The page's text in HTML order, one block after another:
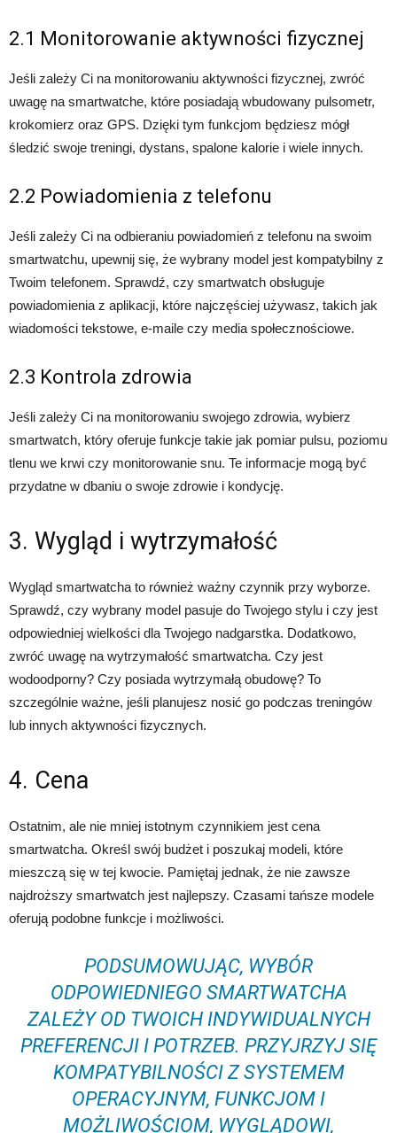
2.1 Monitorowanie aktywności fizycznej
Jeśli zależy Ci na monitorowaniu aktywności fizycznej, zwróć
uwagę na smartwatche, które posiadają wbudowany pulsometr,
krokomierz oraz GPS. Dzięki tym funkcjom będziesz mógł
śledzić swoje treningi, dystans, spalone kalorie i wiele innych.
2.2 Powiadomienia z telefonu
Jeśli zależy Ci na odbieraniu powiadomień z telefonu na swoim
smartwatchu, upewnij się, że wybrany model jest kompatybilny z
Twoim telefonem. Sprawdź, czy smartwatch obsługuje
powiadomienia z aplikacji, które najczęściej używasz, takich jak
wiadomości tekstowe, e-maile czy media społecznościowe.
2.3 Kontrola zdrowia
Jeśli zależy Ci na monitorowaniu swojego zdrowia, wybierz
smartwatch, który oferuje funkcje takie jak pomiar pulsu, poziomu
tlenu we krwi czy monitorowanie snu. Te informacje mogą być
przydatne w dbaniu o swoje zdrowie i kondycję.
3. Wygląd i wytrzymałość
Wygląd smartwatcha to również ważny czynnik przy wyborze.
Sprawdź, czy wybrany model pasuje do Twojego stylu i czy jest
odpowiedniej wielkości dla Twojego nadgarstka. Dodatkowo,
zwróć uwagę na wytrzymałość smartwatcha. Czy jest
wodoodporny? Czy posiada wytrzymałą obudowę? To
szczególnie ważne, jeśli planujesz nosić go podczas treningów
lub innych aktywności fizycznych.
4. Cena
Ostatnim, ale nie mniej istotnym czynnikiem jest cena
smartwatcha. Określ swój budżet i poszukaj modeli, które
mieszczą się w tej kwocie. Pamiętaj jednak, że nie zawsze
najdroższy smartwatch jest najlepszy. Czasami tańsze modele
oferują podobne funkcje i możliwości.
PODSUMOWUJĄC, WYBÓR
ODPOWIEDNIEGO SMARTWATCHA
ZALEŻY OD TWOICH INDYWIDUALNYCH
PREFERENCJI I POTRZEB. PRZYJRZYJ SIĘ
KOMPATYBILNOŚCI Z SYSTEMEM
OPERACYJNYM, FUNKCJOM I
MOŻLIWOŚCIOM, WYGLĄDOWI,